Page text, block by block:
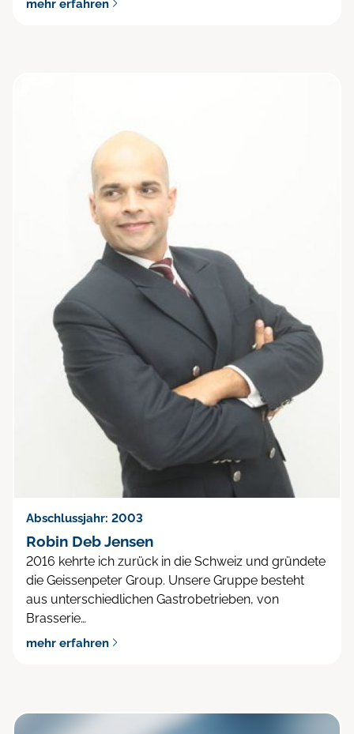
mehr erfahren
Abschlussjahr: 2003
Robin Deb Jensen
2016 kehrte ich zurück in die Schweiz und gründete
die Geissenpeter Group. Unsere Gruppe besteht
aus unterschiedlichen Gastrobetrieben, von
Brasserie…
mehr erfahren